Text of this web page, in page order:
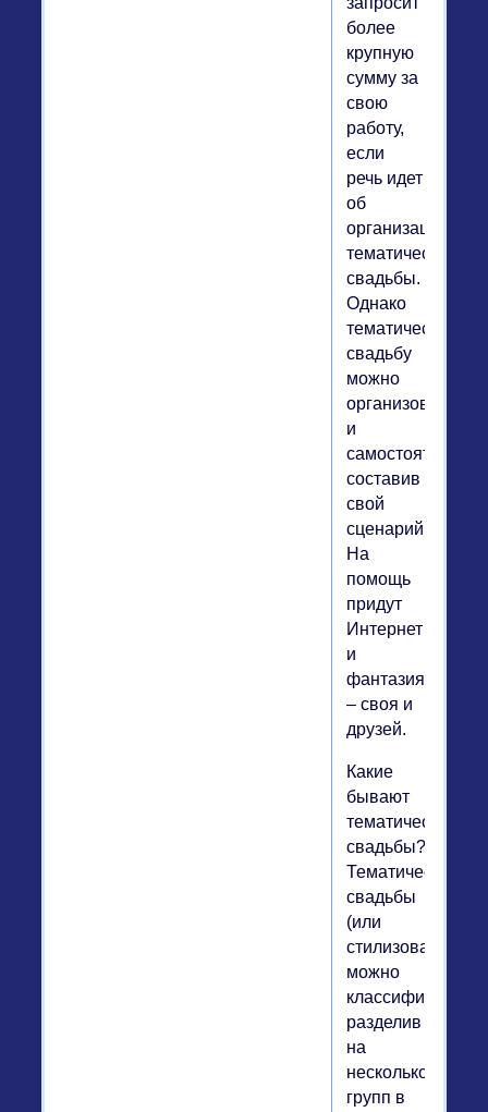
более
крупную
сумму за
свою
работу,
если
речь идет
об
организации
тематической
свадьбы.
Однако
тематическую
свадьбу
можно
организовать
и
самостоятельно,
составив
свой
сценарий.
На
помощь
придут
Интернет
и
фантазия
– своя и
друзей.
Какие
бывают
тематические
свадьбы?
Тематические
свадьбы
(или
стилизованные)
можно
разделив
на
несколько
групп в